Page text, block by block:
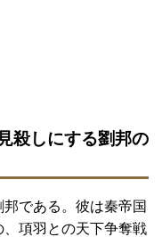
殺しにする劉邦の
である。彼は秦帝国
項羽との天下争奪戦